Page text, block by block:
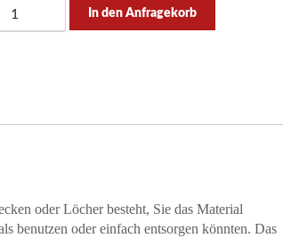
In den Anfragekorb
oder Löcher besteht, Sie das Material
benutzen oder einfach entsorgen könnten. Das